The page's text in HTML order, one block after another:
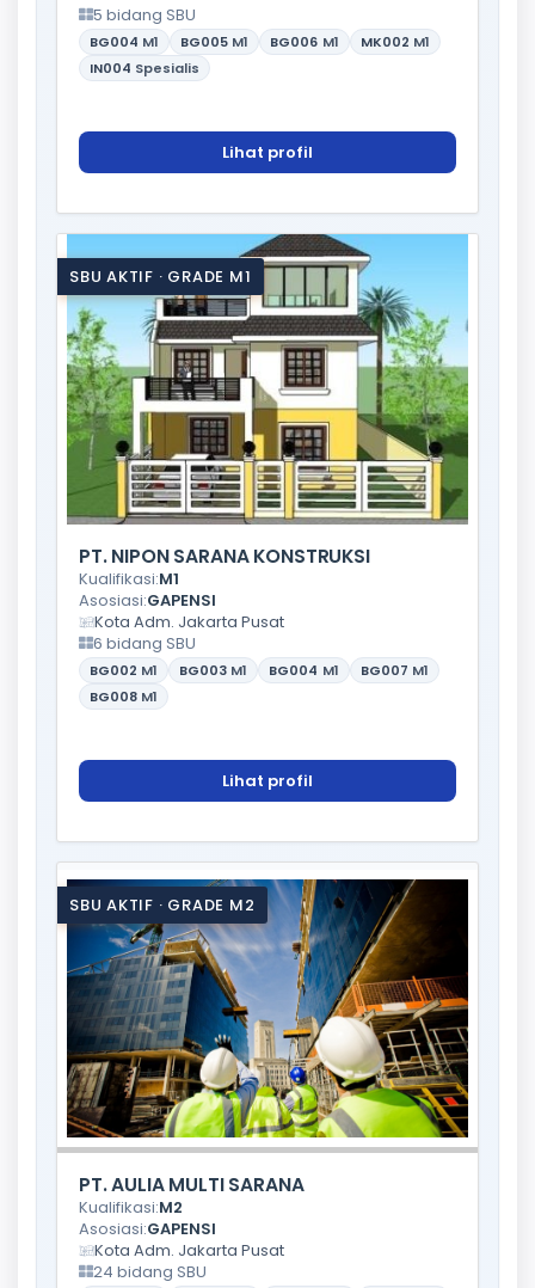
5 bidang SBU
BG004 M1 BG005 M1 BG006 M1 MK002 M1
IN004 Spesialis
Lihat profil
SBU AKTIF · GRADE M1
PT. NIPON SARANA KONSTRUKSI
Kualifikasi:M1
Asosiasi:GAPENSI
Kota Adm. Jakarta Pusat
6 bidang SBU
BG002 M1 BG003 M1 BG004 M1 BG007 M1
BG008 M1
Lihat profil
SBU AKTIF · GRADE M2
PT. AULIA MULTI SARANA
Kualifikasi:M2
Asosiasi:GAPENSI
Kota Adm. Jakarta Pusat
24 bidang SBU